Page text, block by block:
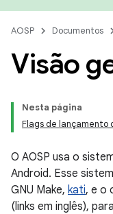
AOSP Documentos
Visão
Nesta página
Flags de lançamento
O AOSP usa o
Android. Esse
GNU Make, kati, e o
(links em inglês),